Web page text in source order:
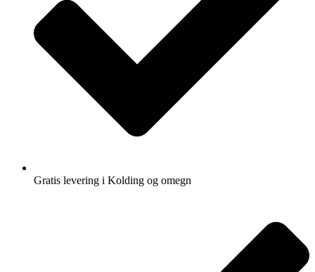
Gratis levering i Kolding og omegn